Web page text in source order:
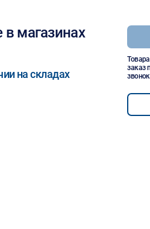
в магазинах
на складах
заказ